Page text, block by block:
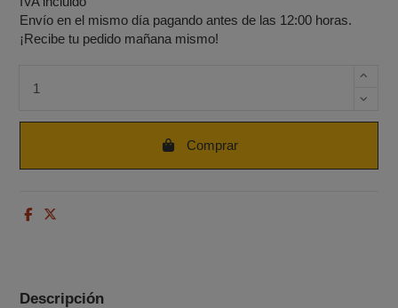
Envío en el mismo día pagando antes de las 12:00 horas.
¡Recibe tu pedido mañana mismo!
Comprar
Descripción